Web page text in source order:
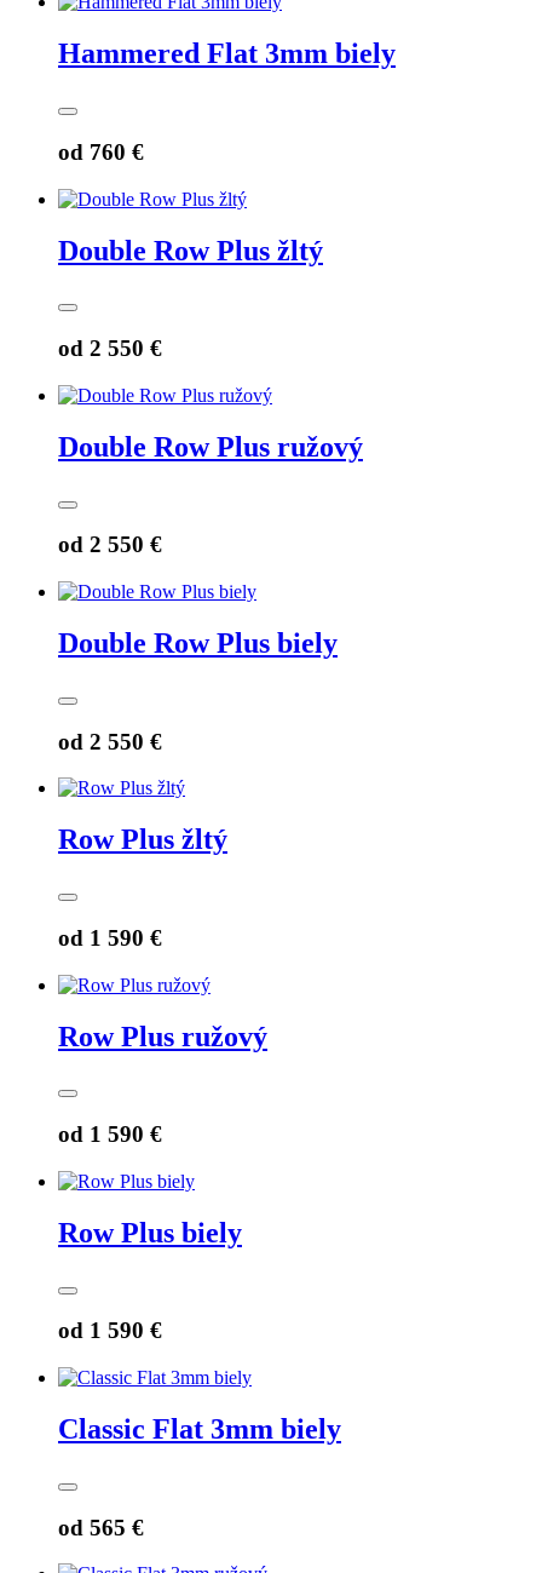
Hammered Flat 3mm biely
od 760 €
Double Row Plus žltý
od 2 550 €
Double Row Plus ružový
od 2 550 €
Double Row Plus biely
od 2 550 €
Row Plus žltý
od 1 590 €
Row Plus ružový
od 1 590 €
Row Plus biely
od 1 590 €
Classic Flat 3mm biely
od 565 €